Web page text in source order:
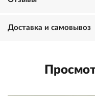
Доставка и самовывоз